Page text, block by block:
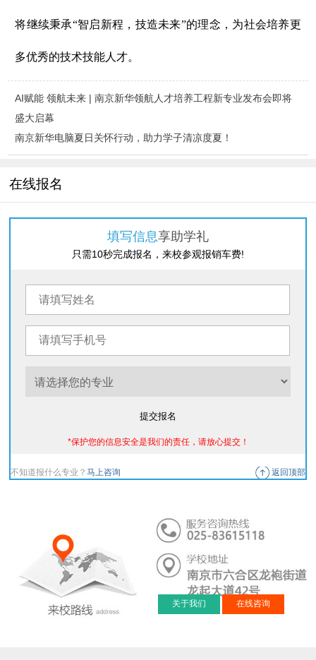
将继续秉承“智启新程，技造未来”的理念，为社会培养更
多优秀的技术技能人才。
AI赋能 领航未来 | 南京新华领航人才培养工程新专业发布会即将
盛大启幕
南京新华电脑夏日关怀行动，助力学子清凉度夏！
在线报名
填写信息享助学礼
只需10秒完成报名，来校参观报销车费!
提交报名
*保护您的信息安全是我们的责任，请放心提交！
不知道报什么专业？ 马上咨询 返回顶部
关于我们 在线咨询